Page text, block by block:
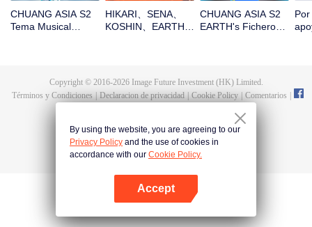
CHUANG ASIA S2
Tema Musical
HIKARI、SENA、
KOSHIN、EARTH、
¡Seamos juntos
testigos de la
suerte!
CHUANG ASIA S2
EARTH's Fichero
Copyright © 2016-2026Image Future Investment (HK) Limited.
Términos y Condiciones
Declaracion de privacidad Cookie Policy Comentarios
By using the website, you are agreeing to our
Privacy Policy and the use of cookies in
accordance with our Cookie Policy.
Accept